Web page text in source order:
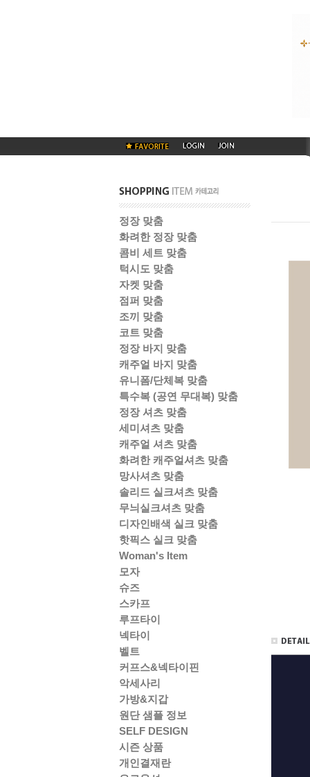
정장 맞춤
화려한 정장 맞춤
콤비 세트 맞춤
턱시도 맞춤
자켓 맞춤
점퍼 맞춤
조끼 맞춤
코트 맞춤
정장 바지 맞춤
캐주얼 바지 맞춤
유니폼/단체복 맞춤
특수복 (공연 무대복) 맞춤
정장 셔츠 맞춤
세미셔츠 맞춤
캐주얼 셔츠 맞춤
화려한 캐주얼셔츠 맞춤
망사셔츠 맞춤
솔리드 실크셔츠 맞춤
무늬실크셔츠 맞춤
디자인배색 실크 맞춤
핫픽스 실크 맞춤
Woman's Item
모자
슈즈
스카프
루프타이
넥타이
벨트
커프스&넥타이핀
악세사리
가방&지갑
원단 샘플 정보
SELF DESIGN
시즌 상품
개인결재란